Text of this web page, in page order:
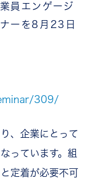
員エンゲージ
ーを8月23日
309/
、企業にとって
っています。組
定着が必要不可